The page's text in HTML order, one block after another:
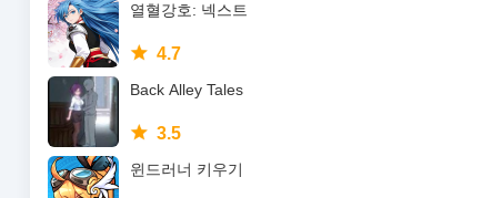
열혈강호: 넥스트
4.7
Back Alley Tales
3.5
윈드러너 키우기